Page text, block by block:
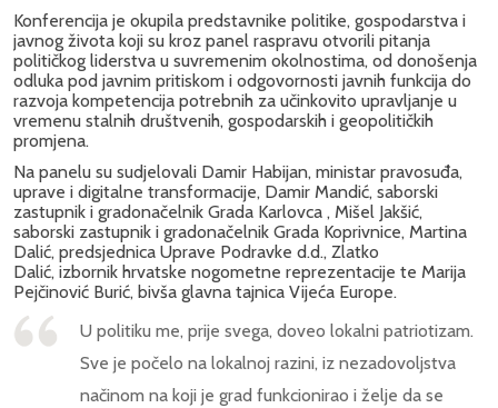
Konferencija je okupila predstavnike politike, gospodarstva i
javnog života koji su kroz panel raspravu otvorili pitanja
političkog liderstva u suvremenim okolnostima, od donošenja
odluka pod javnim pritiskom i odgovornosti javnih funkcija do
razvoja kompetencija potrebnih za učinkovito upravljanje u
vremenu stalnih društvenih, gospodarskih i geopolitičkih
promjena.
Na panelu su sudjelovali Damir Habijan, ministar pravosuđa,
uprave i digitalne transformacije, Damir Mandić, saborski
zastupnik i gradonačelnik Grada Karlovca , Mišel Jakšić,
saborski zastupnik i gradonačelnik Grada Koprivnice, Martina
Dalić, predsjednica Uprave Podravke d.d., Zlatko
Dalić, izbornik hrvatske nogometne reprezentacije te Marija
Pejčinović Burić, bivša glavna tajnica Vijeća Europe.
U politiku me, prije svega, doveo lokalni patriotizam.
Sve je počelo na lokalnoj razini, iz nezadovoljstva
načinom na koji je grad funkcionirao i želje da se